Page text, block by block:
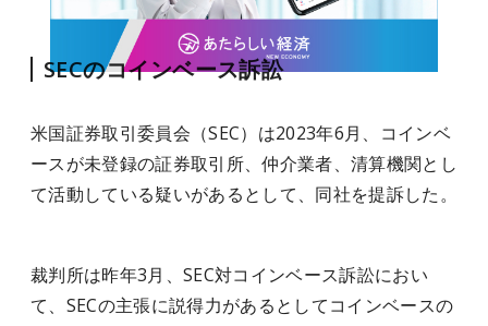
SECのコインベース訴訟
米国証券取引委員会（SEC）は2023年6月、コインベ
ースが未登録の証券取引所、仲介業者、清算機関とし
て活動している疑いがあるとして、同社を提訴した。
裁判所は昨年3月、SEC対コインベース訴訟におい
て、SECの主張に説得力があるとしてコインベースの